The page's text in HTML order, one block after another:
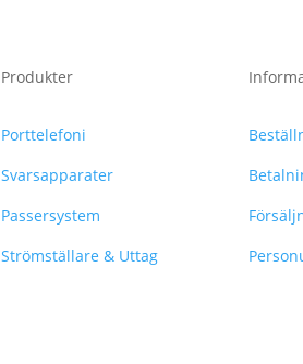
Produkter
Porttelefoni
Svarsapparater
Passersystem
Strömställare & Uttag